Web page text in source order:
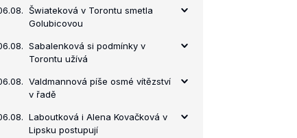
Šwiateková v Torontu smetla
Golubicovou
Sabalenková si podmínky v
Torontu užívá
Valdmannová píše osmé vítězství
v řadě
Laboutková i Alena Kovačková v
Lipsku postupují